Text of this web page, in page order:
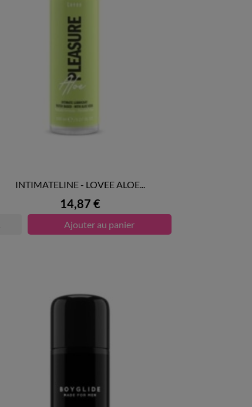
APERÇU RAPIDE
INTIMATELINE - LOVEE ALOE...
Prix
14,87 €
Ajouter au panier